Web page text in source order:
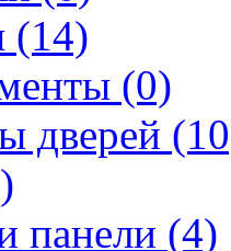
(14)
(0)
дверей
панели (4)